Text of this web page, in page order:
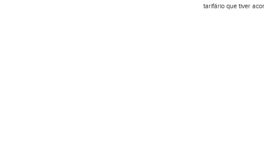
tarifário que tiver